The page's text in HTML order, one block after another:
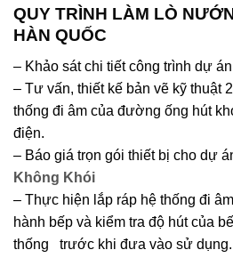
QUY TRÌNH LÀM LÒ
HÀN QUỐC
– Khảo sát chi tiết công trình dự
– Tư vấn, thiết kế bản vẽ kỹ thuật
thống đi âm của đường ống hút
điện.
– Báo giá trọn gói thiết bị cho dự
Không Khói
– Thực hiện lắp ráp hệ thống đi
hành bếp và kiểm tra độ hút của
thống trước khi đưa vào sử dụng.